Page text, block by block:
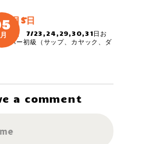
7月5日
シャル】 7/23,24,29,30,31日お
リバー初級（サップ、カヤック、ダ
a comment